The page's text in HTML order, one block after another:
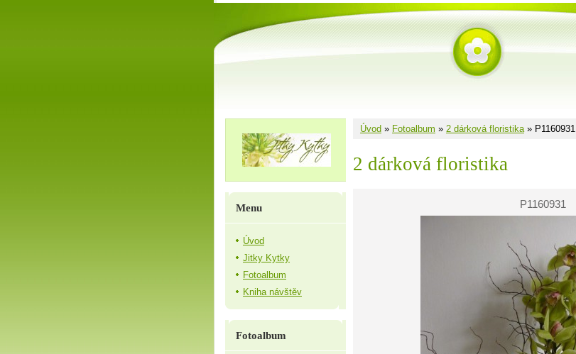
Úvod » Fotoalbum » 2 dárková floristika» P1160931
2 dárková floristika
P1160931
Menu
Úvod
Jitky Kytky
Fotoalbum
Kniha návštěv
Fotoalbum